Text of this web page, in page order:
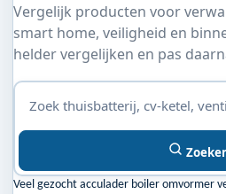
Vergelijk producten voor
smart home, veiligheid en
helder vergelijken en pas
Veel gezocht acculader boiler omvormer